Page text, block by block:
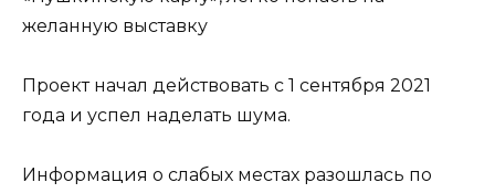
желанную выставку
Проект начал действовать с 1 сентября 2021
года и успел наделать шума.
Информация о слабых местах разошлась по